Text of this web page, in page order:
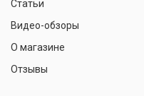
Статьи
Видео-обзоры
О магазине
Отзывы